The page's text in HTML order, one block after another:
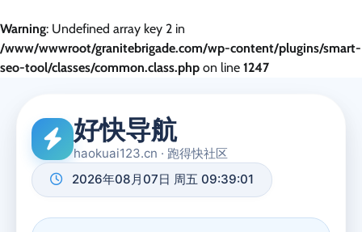
Warning: Undefined array key 2 in
/www/wwwroot/granitebrigade.com/wp-content/plugins/smart-
seo-tool/classes/common.class.php on line 1247